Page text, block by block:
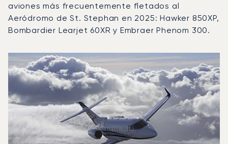
aviones más frecuentemente fletados al
Aeródromo de St. Stephan en 2025: Hawker 850XP,
Bombardier Learjet 60XR y Embraer Phenom 300.
Foto de la aeronaveModelo de aeronave
Asientos
Velocidad (km/h)
Velocidad (nudos) Autonomía
Autonomía (NM)